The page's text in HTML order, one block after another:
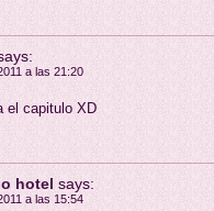
a las 21:20
el capitulo XD
hotel says:
a las 15:54